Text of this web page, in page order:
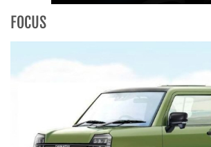
FOCUS